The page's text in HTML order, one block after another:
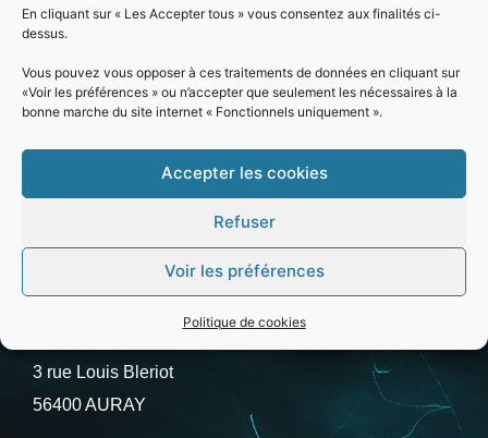
En cliquant sur « Les Accepter tous » vous consentez aux finalités ci-
dessus.
Vous pouvez vous opposer à ces traitements de données en cliquant sur
«Voir les préférences » ou n’accepter que seulement les nécessaires à la
bonne marche du site internet « Fonctionnels uniquement ».
Accepter les cookies
Refuser
Voir les préférences
Politique de cookies
3 rue Louis Bleriot
56400 AURAY